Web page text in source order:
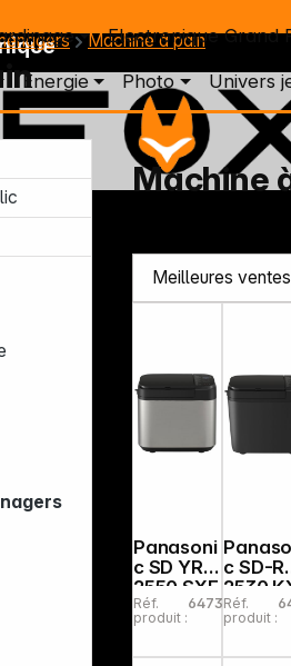
Electronique Grand
Energie Photo Univers
Machine à pain
Machine
Panasoni
c SD YR
2550 SXE
Optique
inox
Réf.
produit :
647390
c SD-R
2530
Réf.
produit :